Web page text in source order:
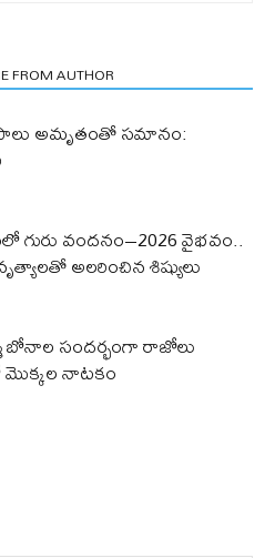
FROM AUTHOR
అమృతంతో స‌మానం:
గురు వందనం–2026 వైభవం..
అలరించిన శిష్యులు
బోనాల సందర్భంగా రాజోలు
నాటకం